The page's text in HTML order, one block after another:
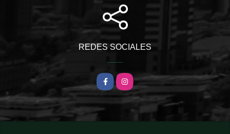
REDES SOCIALES
FacebookInstagram